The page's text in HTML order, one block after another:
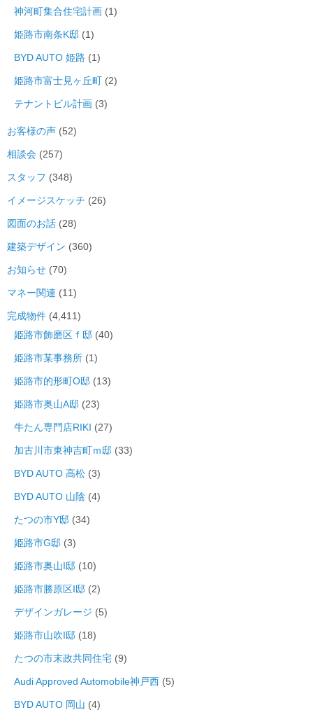
神河町集合住宅計画 (1)
姫路市南条K邸 (1)
BYD AUTO 姫路 (1)
姫路市富士見ヶ丘町 (2)
テナントビル計画 (3)
お客様の声 (52)
相談会 (257)
スタッフ (348)
イメージスケッチ (26)
図面のお話 (28)
建築デザイン (360)
お知らせ (70)
マネー関連 (11)
完成物件 (4,411)
姫路市飾磨区ｆ邸 (40)
姫路市某事務所 (1)
姫路市的形町O邸 (13)
姫路市奥山A邸 (23)
牛たん専門店RIKI (27)
加古川市東神吉町ｍ邸 (33)
BYD AUTO 高松 (3)
BYD AUTO 山陰 (4)
たつの市Y邸 (34)
姫路市G邸 (3)
姫路市奥山I邸 (10)
姫路市勝原区I邸 (2)
デザインガレージ (5)
姫路市山吹I邸 (18)
たつの市末政共同住宅 (9)
Audi Approved Automobile神戸西 (5)
BYD AUTO 岡山 (4)